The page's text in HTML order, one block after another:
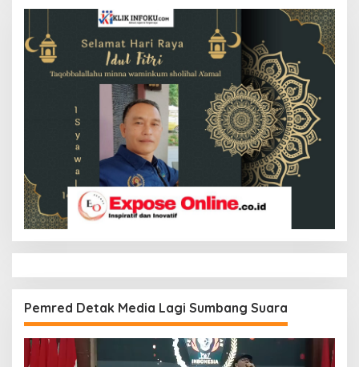
Pemred Detak Media Lagi Sumbang Suara
Pemutar
Video